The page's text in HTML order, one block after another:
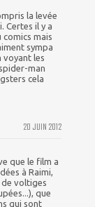
la levée
Certes il y a
mais
sympa
voyant les
man
cela
20 JUIN 2012
que le film a
à Raimi,
de voltiges
que
qui sont